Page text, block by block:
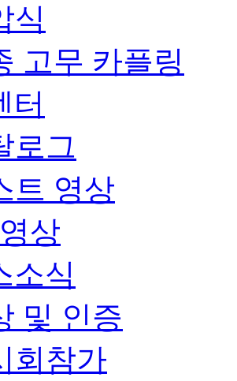
식
고무 카플링
터
로그
트 영상
상
소식
및 인증
회참가